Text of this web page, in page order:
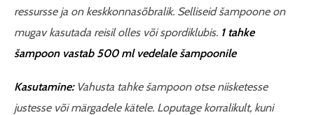
ressursse ja on keskkonnasõbralik. Selliseid šampoone on
mugav kasutada reisil olles või spordiklubis. 1 tahke
šampoon vastab 500 ml vedelale šampoonile
Kasutamine:Vahusta tahke šampoon otse niisketesse
justesse või märgadele kätele. Loputage korralikult, kuni